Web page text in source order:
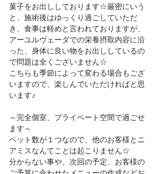
菓子をお出ししております☆厳密にいう
と、施術後はゆっくり過ごしていただ
き、食事は軽めと言われておりますが、
アーユルヴェーダでの栄養摂取内容に沿
った、身体に良い物をお出ししているの
で問題は全くございません☆
こちらも季節によって変わる場合もござ
いますので、楽しんでいただければと思
います♪
～完全個室、プライベート空間で過ごせ
ます～
ベット数が１つなので、他のお客様とニ
アミスなんてことは起こりません☆
分からない事や、次回の予定、お客様の